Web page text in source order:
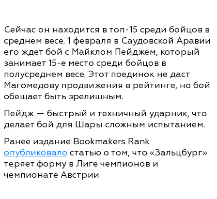
Сейчас он находится в топ-15 среди бойцов в
среднем весе. 1 февраля в Саудовской Аравии
его ждет бой с Майклом Пейджем, который
занимает 15-е место среди бойцов в
полусреднем весе. Этот поединок не даст
Магомедову продвижения в рейтинге, но бой
обещает быть зрелищным.
Пейдж — быстрый и техничный ударник, что
делает бой для Шары сложным испытанием.
Ранее издание Bookmakers Rank
опубликовало статью о том, что «Зальцбург»
теряет форму в Лиге чемпионов и
чемпионате Австрии.